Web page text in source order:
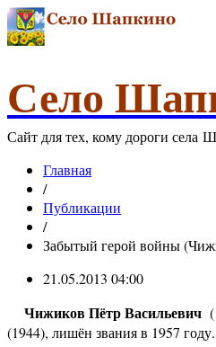
Село
Сайт для тех, кому дороги села
Главная
/
Публикации
/
Забытый герой войны
21.05.2013 04:00
Чижиков Пётр Васильевич
(1944), лишён звания в 1957 году.